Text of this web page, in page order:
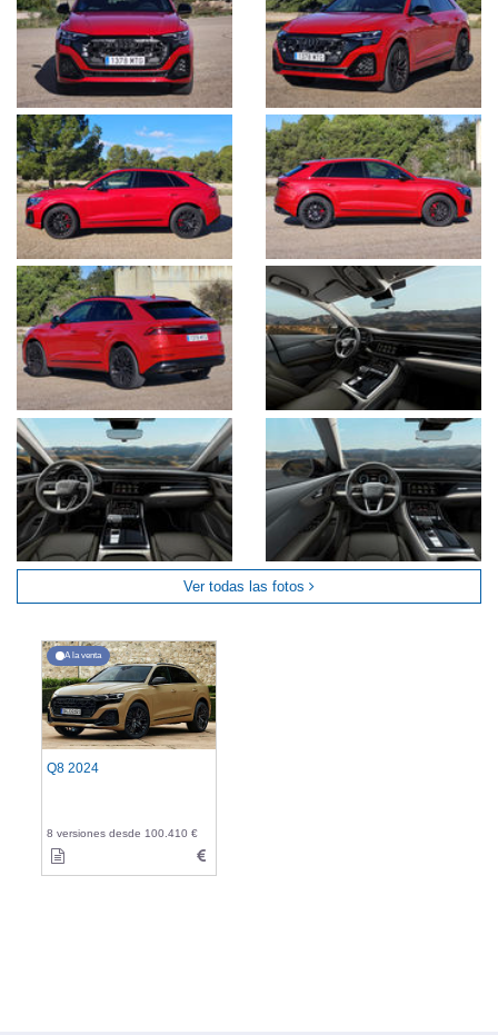
Ver todas las fotos
A la venta
Q8 2024
8 versiones desde 100.410 €